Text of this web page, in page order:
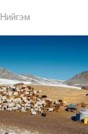
Нийгэм